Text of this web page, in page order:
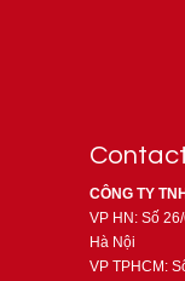
CÔNG TY
VP HN: Số
Hà Nội
VP TPHCM: